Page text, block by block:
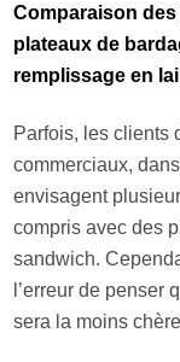
Comparaison
plateaux de
remplissage en
Parfois, les clients
commerciaux,
envisagent
compris avec des
sandwich.
l’erreur de penser
sera la moins